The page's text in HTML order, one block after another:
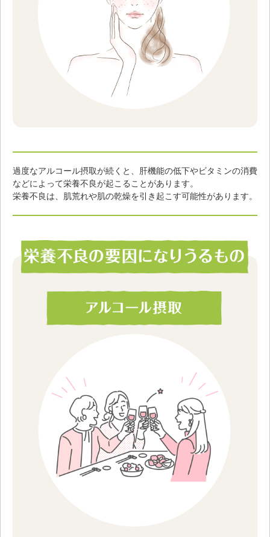
過度なアルコール摂取が続くと、肝機能の低下やビタミンの消費
などによって栄養不良が起こることがあります。
栄養不良は、肌荒れや肌の乾燥を引き起こす可能性があります。